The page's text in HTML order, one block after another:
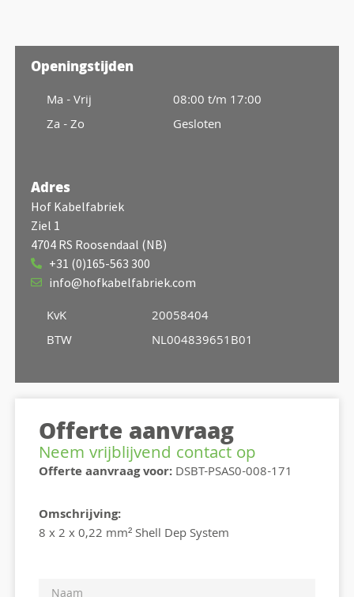
Openingstijden
Ma - Vrij
Za - Zo
08:00 t/m 17:00
Gesloten
Adres
Hof Kabelfabriek
Ziel 1
4704 RS Roosendaal (NB)
+31 (0)165-563 300
info@hofkabelfabriek.com
KvK
BTW
20058404
NL004839651B01
Offerte aanvraag
Neem vrijblijvend contact op
Offerte aanvraag voor:DSBT-PSAS0-008-171
Omschrijving:
8 x 2 x 0,22 mm² Shell Dep System